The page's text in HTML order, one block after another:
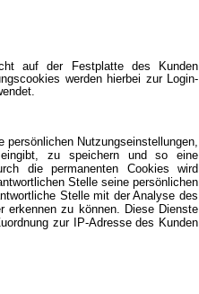
auf der Festplatte des Kunden
werden hierbei zur Login-
persönlichen Nutzungseinstellungen,
zu speichern und so eine
die permanenten Cookies wird
Stelle seine persönlichen
Stelle mit der Analyse des
erkennen zu können. Diese Dienste
zur IP-Adresse des Kunden